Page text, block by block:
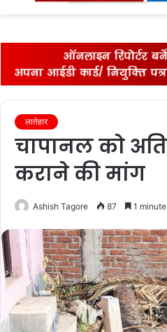
लातेहार
चापानल को
कराने की मांग
Ashish Tagore 87 1